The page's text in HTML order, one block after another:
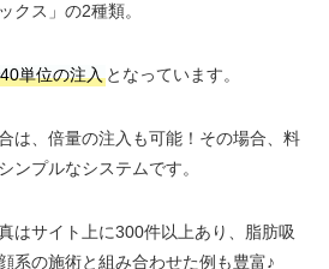
クス」の2種類。
単位の注入となっています。
は、倍量の注入も可能！その場合、料
ンプルなシステムです。
はサイト上に300件以上あり、脂肪吸
系の施術と組み合わせた例も豊富♪